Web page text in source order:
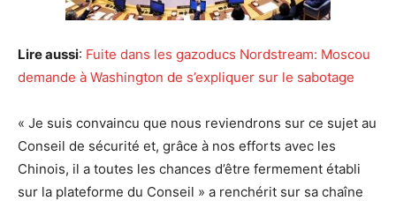
Lire aussi: Fuite dans les gazoducs Nordstream: Moscou
demande à Washington de s’expliquer sur le sabotage
« Je suis convaincu que nous reviendrons sur ce sujet au
Conseil de sécurité et, grâce à nos efforts avec les
Chinois, il a toutes les chances d’être fermement établi
sur la plateforme du Conseil » a renchérit sur sa chaîne